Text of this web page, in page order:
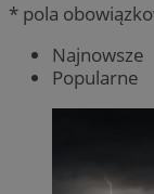
* pola
Najnowsze
Popularne